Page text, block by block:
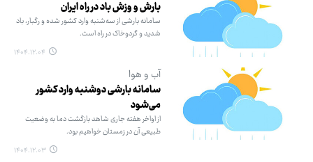
بارش و وزش باد در راه ایران
سامانه بارشی از سه‌شنبه وارد کشور شده و رگبار، باد
شدید و گردوخاک در راه است.
۱۴۰۴.۱۲.۰۴
آب و هوا
سامانه بارشی دوشنبه وارد کشور
می‌شود
از اواخر هفته جاری شاهد بازگشت دما به وضعیت
طبیعی آن در زمستان خواهیم بود.
۱۴۰۴.۱۲.۰۳